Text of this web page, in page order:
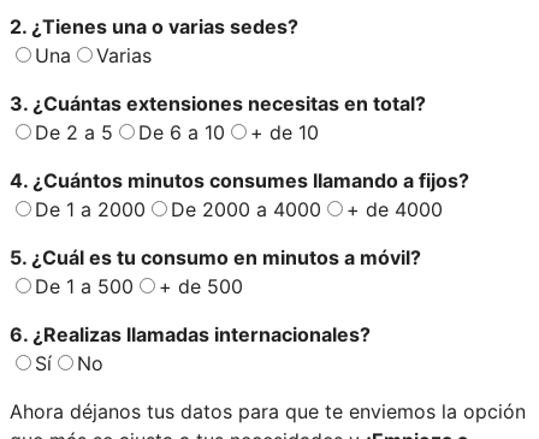
2. ¿Tienes una o varias sedes?
Una
Varias
3. ¿Cuántas extensiones necesitas en total?
De 2 a 5
De 6 a 10
+ de 10
4. ¿Cuántos minutos consumes llamando a fijos?
De 1 a 2000
De 2000 a 4000
+ de 4000
5. ¿Cuál es tu consumo en minutos a móvil?
De 1 a 500
+ de 500
6. ¿Realizas llamadas internacionales?
Sí
No
Ahora déjanos tus datos para que te enviemos la opción